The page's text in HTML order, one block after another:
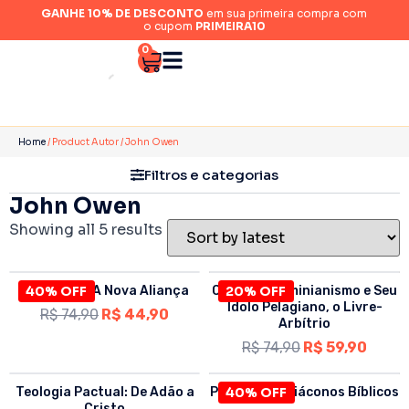
GANHE 10% DE DESCONTO em sua primeira compra com
o cupom PRIMEIRA10
0
Home/ Product Autor / John Owen
Filtros e categorias
John Owen
Showing all 5 results
40% OFF
A Antiga & A Nova Aliança
R$74,90 R$ 44,90
20% OFF
Contra o Arminianismo e Seu
Ídolo Pelagiano, o Livre-
Arbítrio
R$74,90 R$ 59,90
Teologia Pactual: De Adão a
40% OFF
Pastores & Diáconos Bíblicos